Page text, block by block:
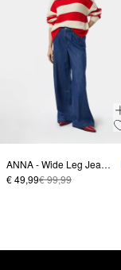
ANNA - Wide Leg Jeans mit Bundfalte
€ 49,99€ 99,99